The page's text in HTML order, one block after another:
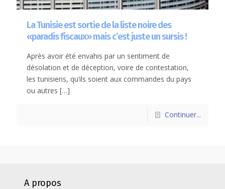
La Tunisie est sortie de la liste noire des
«paradis fiscaux» mais c’est juste un sursis !
Après avoir été envahis par un sentiment de
désolation et de déception, voire de contestation,
les tunisiens, qu’ils soient aux commandes du pays
ou autres […]
Continuer...
A propos